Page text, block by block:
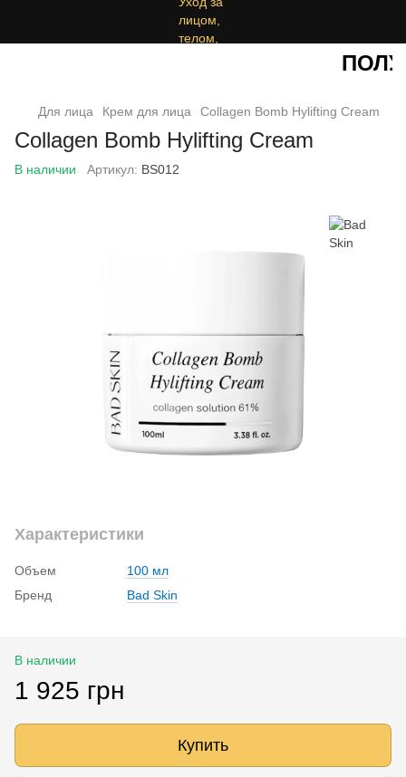
Для лица Крем для лица Collagen Bomb Hylifting Cream
Collagen Bomb Hylifting Cream
В наличии Артикул: BS012
Характеристики
Объем
100 мл
Бренд
Bad Skin
В наличии
1 925 грн
Купить